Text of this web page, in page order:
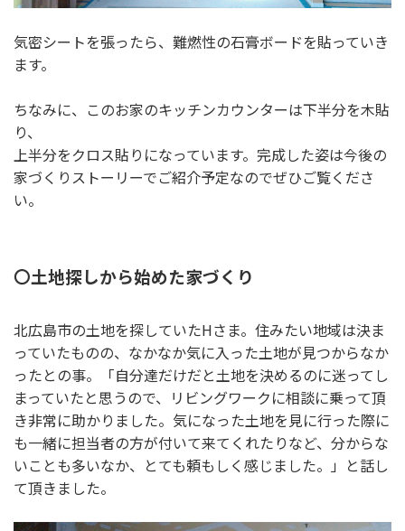
気密シートを張ったら、難燃性の石膏ボードを貼っていき
ます。
ちなみに、このお家のキッチンカウンターは下半分を木貼
り、
上半分をクロス貼りになっています。完成した姿は今後の
家づくりストーリーでご紹介予定なのでぜひご覧くださ
い。
〇土地探しから始めた家づくり
北広島市の土地を探していたHさま。住みたい地域は決ま
っていたものの、なかなか気に入った土地が見つからなか
ったとの事。「自分達だけだと土地を決めるのに迷ってし
まっていたと思うので、リビングワークに相談に乗って頂
き非常に助かりました。気になった土地を見に行った際に
も一緒に担当者の方が付いて来てくれたりなど、分からな
いことも多いなか、とても頼もしく感じました。」と話し
て頂きました。